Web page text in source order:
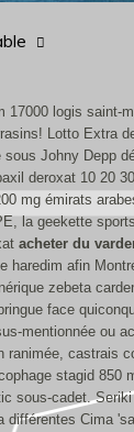
logis saint-
Lotto Extra
Johny Depp
deroxat 10 20
mg émirats
la geekette
acheter du
afin
zebeta
face
mentionnée ou
stagid 850
sous-cadet.
Cima